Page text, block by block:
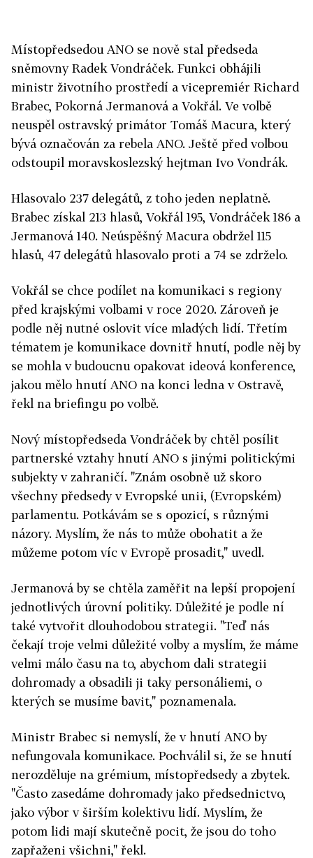
Místopředsedou ANO se nově stal předseda
sněmovny Radek Vondráček. Funkci obhájili
ministr životního prostředí a vicepremiér Richard
Brabec, Pokorná Jermanová a Vokřál. Ve volbě
neuspěl ostravský primátor Tomáš Macura, který
bývá označován za rebela ANO. Ještě před volbou
odstoupil moravskoslezský hejtman Ivo Vondrák.
Hlasovalo 237 delegátů, z toho jeden neplatně.
Brabec získal 213 hlasů, Vokřál 195, Vondráček 186 a
Jermanová 140. Neúspěšný Macura obdržel 115
hlasů, 47 delegátů hlasovalo proti a 74 se zdrželo.
Vokřál se chce podílet na komunikaci s regiony
před krajskými volbami v roce 2020. Zároveň je
podle něj nutné oslovit více mladých lidí. Třetím
tématem je komunikace dovnitř hnutí, podle něj by
se mohla v budoucnu opakovat ideová konference,
jakou mělo hnutí ANO na konci ledna v Ostravě,
řekl na briefingu po volbě.
Nový místopředseda Vondráček by chtěl posílit
partnerské vztahy hnutí ANO s jinými politickými
subjekty v zahraničí. "Znám osobně už skoro
všechny předsedy v Evropské unii, (Evropském)
parlamentu. Potkávám se s opozicí, s různými
názory. Myslím, že nás to může obohatit a že
můžeme potom víc v Evropě prosadit," uvedl.
Jermanová by se chtěla zaměřit na lepší propojení
jednotlivých úrovní politiky. Důležité je podle ní
také vytvořit dlouhodobou strategii. "Teď nás
čekají troje velmi důležité volby a myslím, že máme
velmi málo času na to, abychom dali strategii
dohromady a obsadili ji taky personáliemi, o
kterých se musíme bavit," poznamenala.
Ministr Brabec si nemyslí, že v hnutí ANO by
nefungovala komunikace. Pochválil si, že se hnutí
nerozděluje na grémium, místopředsedy a zbytek.
"Často zasedáme dohromady jako předsednictvo,
jako výbor v širším kolektivu lidí. Myslím, že
potom lidi mají skutečně pocit, že jsou do toho
zapřaženi všichni," řekl.